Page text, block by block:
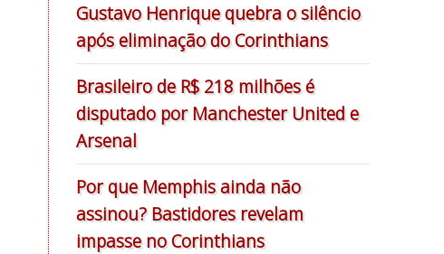
Gustavo Henrique quebra o silêncio
após eliminação do Corinthians
Brasileiro de R$ 218 milhões é
disputado por Manchester United e
Arsenal
Por que Memphis ainda não
assinou? Bastidores revelam
impasse no Corinthians